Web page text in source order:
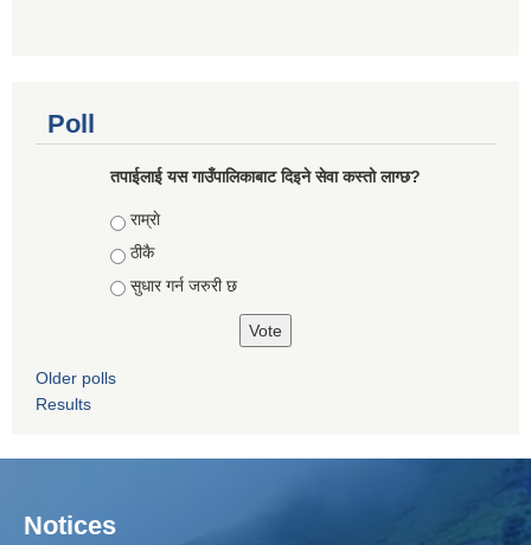
Poll
तपाईलाई यस गाउँपालिकाबाट दिइने सेवा कस्तो लाग्छ?
Choices
राम्राे
ठीकै
सुधार गर्न जरुरी छ
Older polls
Results
Notices